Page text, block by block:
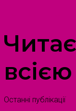
Останні публікації